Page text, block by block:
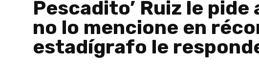
Pescadito’ Ruiz le
no lo mencione en
estadígrafo le